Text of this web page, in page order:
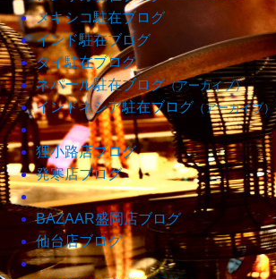
メキシコ駐在ブログ
インド駐在ブログ
タイ駐在ブログ
ネパール駐在ブログ（アーカイブ）
インドネシア駐在ブログ （アーカイブ）
狸小路店ブログ
発寒店ブログ
BAZAAR盛岡店ブログ
仙台店ブログ